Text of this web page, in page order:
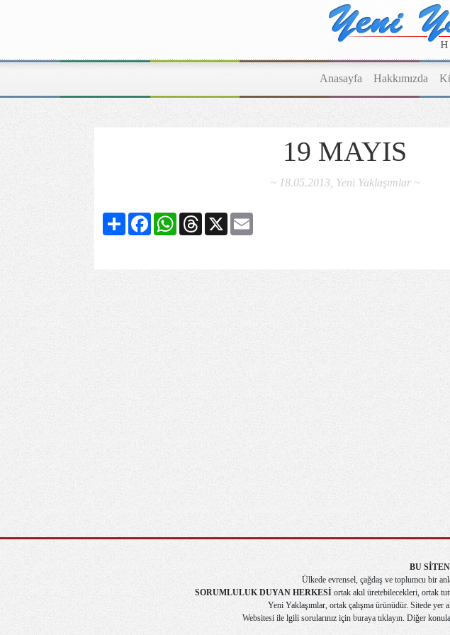
Anasayfa Hakkımızda
19 MAYIS
~ 18.05.2013, Yeni Yaklaşımlar ~
Share FacebookWhatsAppThreads
X
BU
Ülkede evrensel, çağdaş ve toplumcu bir
SORUMLULUK DUYAN HERKESİ ortak akıl üretebilecekleri, ortak
Yeni Yaklaşımlar, ortak çalışma ürünüdür. Sitede yer
Websitesi ile lgili sorularınız için buraya tıklayın. Diğer